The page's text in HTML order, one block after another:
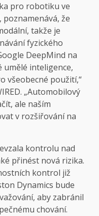
pro robotiku ve
že
takže je
fyzického
DeepMind na
inteligence,
všeobecné použití,“
„Automobilový
ale naším
v rozšiřování na
kontrolu nad
přinést nová rizika.
kontrol již
Dynamics bude
aby zabránil
chování.